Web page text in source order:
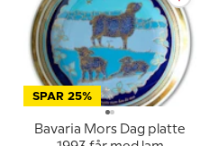
SPAR 25%
Bavaria Mors Dag platte